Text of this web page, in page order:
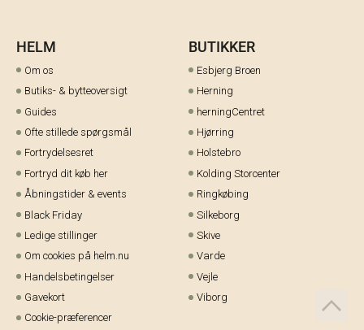
HELM
Om os
Butiks- & bytteoversigt
Guides
Ofte stillede spørgsmål
Fortrydelsesret
Fortryd dit køb her
Åbningstider & events
Black Friday
Ledige stillinger
Om cookies på helm.nu
Handelsbetingelser
Gavekort
Cookie-præferencer
BUTIKKER
Esbjerg Broen
Herning
herningCentret
Hjørring
Holstebro
Kolding Storcenter
Ringkøbing
Silkeborg
Skive
Varde
Vejle
Viborg